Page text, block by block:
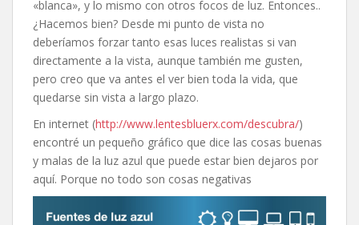
«blanca», y lo mismo con otros focos de luz. Entonces..
¿Hacemos bien? Desde mi punto de vista no
deberíamos forzar tanto esas luces realistas si van
directamente a la vista, aunque también me gusten,
pero creo que va antes el ver bien toda la vida, que
quedarse sin vista a largo plazo.
En internet (http://www.lentesbluerx.com/descubra/)
encontré un pequeño gráfico que dice las cosas buenas
y malas de la luz azul que puede estar bien dejaros por
aquí. Porque no todo son cosas negativas